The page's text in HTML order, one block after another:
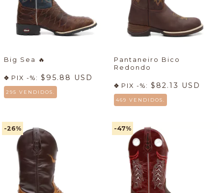
Big Sea 🔥
PIX -%: $95.88 USD
295 VENDIDOS.
Pantaneiro Bico
Redondo
PIX -%: $82.13 USD
469 VENDIDOS.
-26% -47%